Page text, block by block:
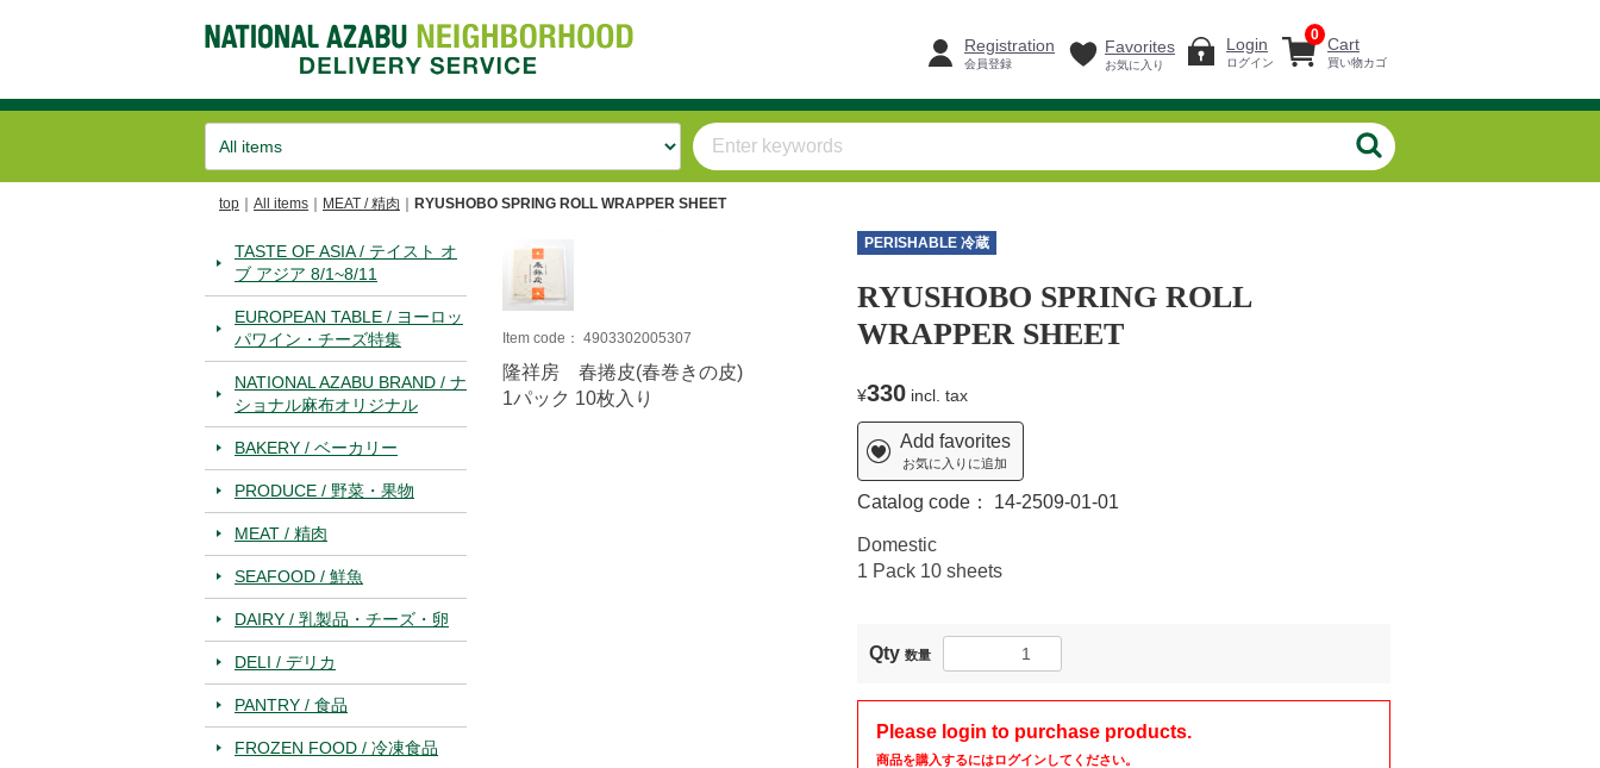
Cart
買い物カゴ
0
Registration
会員登録
Favorites
お気に入り
Login
ログイン
top All items MEAT / 精肉 RYUSHOBO SPRING ROLL WRAPPER SHEET
TASTE OF ASIA / テイスト オ
ブ アジア 8/1~8/11
EUROPEAN TABLE / ヨーロッ
パワイン・チーズ特集
NATIONAL AZABU BRAND / ナ
ショナル麻布オリジナル
BAKERY / ベーカリー
PRODUCE / 野菜・果物
MEAT / 精肉
SEAFOOD / 鮮魚
DAIRY / 乳製品・チーズ・卵
DELI / デリカ
PANTRY / 食品
FROZEN FOOD / 冷凍食品
PERISHABLE 冷蔵
RYUSHOBO SPRING ROLL
WRAPPER SHEET
¥330incl. tax
Add favorites
お気に入りに追加
Catalog code： 14-2509-01-01
Domestic
1 Pack 10 sheets
Qty 数量
Please login to purchase products.
商品を購入するにはログインしてください。
Item code： 4903302005307
隆祥房 春捲皮(春巻きの皮)
1パック 10枚入り